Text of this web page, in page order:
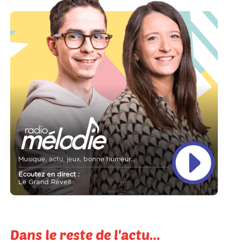
Musique, actu, jeux, bonne humeur...
Ecoutez en direct :
Le Grand Réveil
Dans le reste de l'actu...